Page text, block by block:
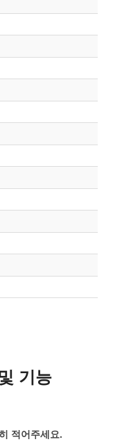
기능
적어주세요.